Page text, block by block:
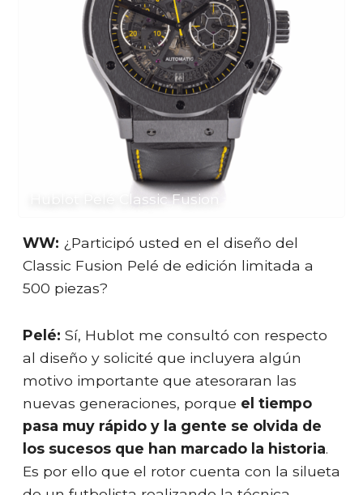
Hublot Pelé Classic Fusion
WW: ¿Participó usted en el diseño del
Classic Fusion Pelé de edición limitada a
500 piezas?
Pelé: Sí, Hublot me consultó con respecto
al diseño y solicité que incluyera algún
motivo importante que atesoraran las
nuevas generaciones, porque el tiempo
pasa muy rápido y la gente se olvida de
los sucesos que han marcado la historia.
Es por ello que el rotor cuenta con la silueta